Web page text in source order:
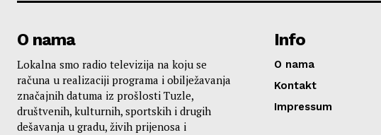
O nama
Lokalna smo radio televizija na koju se
računa u realizaciji programa i obilježavanja
značajnih datuma iz prošlosti Tuzle,
društvenih, kulturnih, sportskih i drugih
dešavanja u gradu, živih prijenosa i
Info
O nama
Kontakt
Impressum